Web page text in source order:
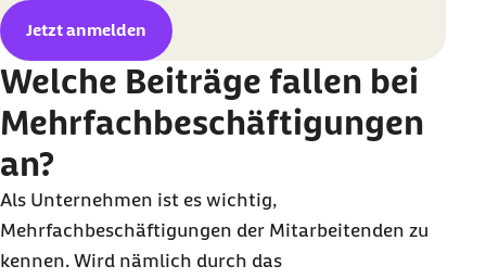
Jetzt anmelden
Welche Beiträge fallen bei
Mehrfachbeschäftigungen
an?
Als Unternehmen ist es wichtig,
Mehrfachbeschäftigungen der Mitarbeitenden zu
kennen. Wird nämlich durch das